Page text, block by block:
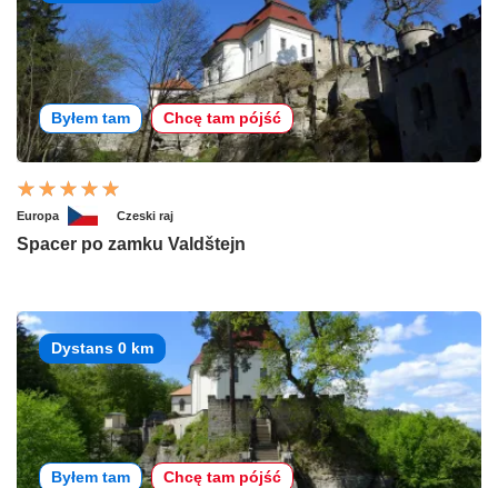
Byłem tam Chcę tam pójść
Europa Czeski raj
Spacer po zamku Valdštejn
Dystans 0 km
Byłem tam Chcę tam pójść